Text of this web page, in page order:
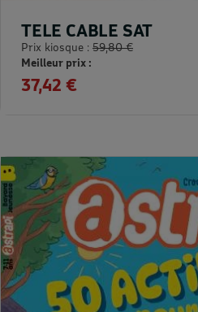
TELE CABLE SAT
Prix kiosque : 59,80 €
Meilleur prix :
37,42 €